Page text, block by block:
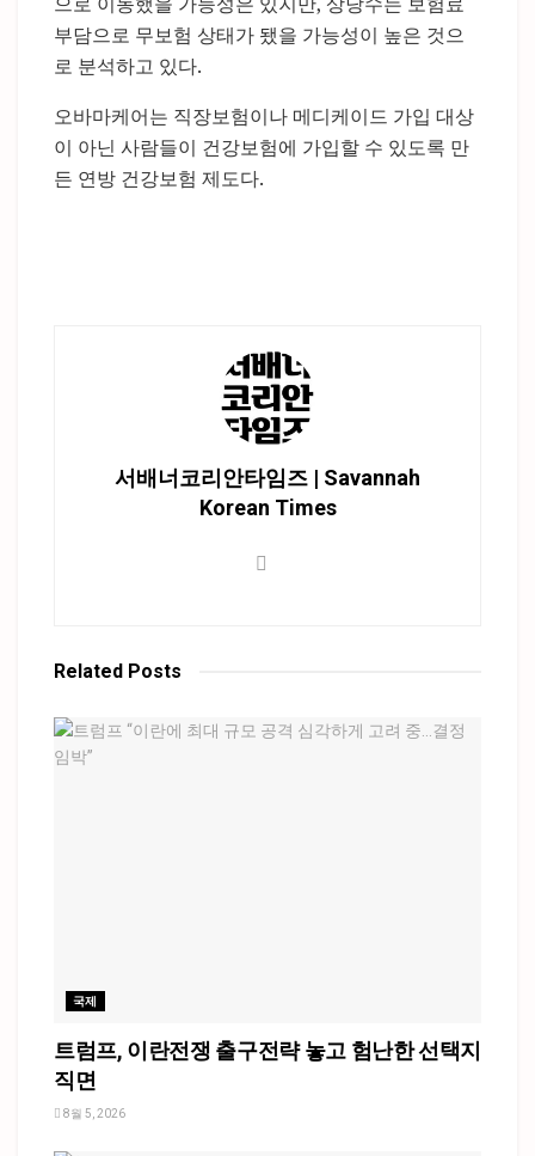
부담으로 무보험 상태가 됐을 가능성이 높은 것으
로 분석하고 있다.
오바마케어는 직장보험이나 메디케이드 가입 대상
이 아닌 사람들이 건강보험에 가입할 수 있도록 만
든 연방 건강보험 제도다.
서배너코리안타임즈 | Savannah
Korean Times
Related Posts
국제
트럼프, 이란전쟁 출구전략 놓고 험난한 선택지
직면
8월 5, 2026